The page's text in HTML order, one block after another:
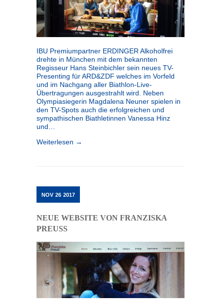
IBU Premiumpartner ERDINGER Alkoholfrei
drehte in München mit dem bekannten
Regisseur Hans Steinbichler sein neues TV-
Presenting für ARD&ZDF welches im Vorfeld
und im Nachgang aller Biathlon-Live-
Übertragungen ausgestrahlt wird. Neben
Olympiasiegerin Magdalena Neuner spielen in
den TV-Spots auch die erfolgreichen und
sympathischen Biathletinnen Vanessa Hinz
und…
Weiterlesen →
NOV 26 2017
NEUE WEBSITE VON FRANZISKA
PREUSS